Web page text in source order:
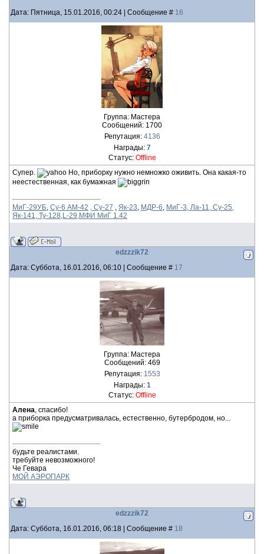
Дата: Пятница, 15.01.2016, 00:24 | Сообщение # 16
Группа: Мастера
Сообщений: 1700
Репутация: 4136
Награды: 7
Статус: Offline
Супер.
Но, приборку нужно немножко оживить. Она какая-то
неестественная, как бумажная
МиГ-29УБ, Су-6 АМ-42 , Су-27 , Як-23, МДР-6, МиГ-3, Ла-11, Су-25,
Як-141, Ту-128,L-29,МФИ МиГ 1.42
edzzzik72
Дата: Суббота, 16.01.2016, 06:10 | Сообщение # 17
Группа: Мастера
Сообщений: 469
Репутация: 1553
Награды: 1
Статус: Offline
Алена, спасибо!
а приборка предусматривалась, естественно, бутербродом, но...
будьте реалистами.
требуйте невозможного!
Че Гевара
МОЙ АЭРОПАРК
edzzzik72
Дата: Суббота, 16.01.2016, 06:18 | Сообщение # 18